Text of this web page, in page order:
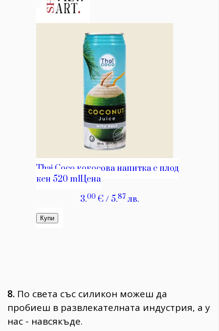
8. По света със силикон можеш да
пробиеш в развлекателната индустрия, а у
нас - навсякъде.